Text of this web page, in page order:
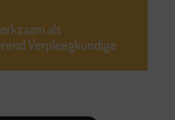
als
Verpleegkundige